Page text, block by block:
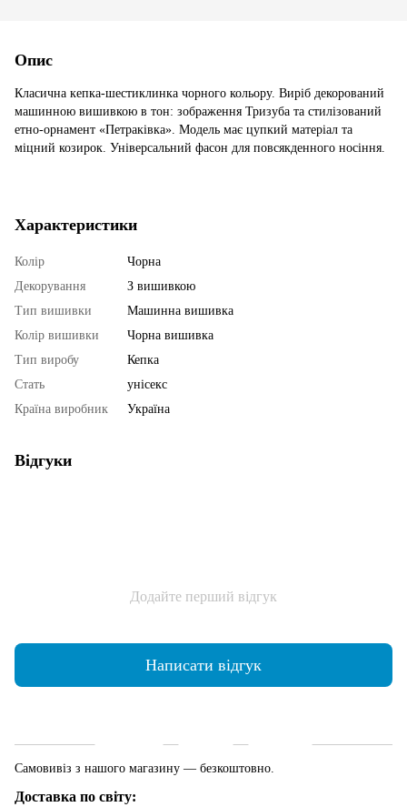
Опис
Класична кепка-шестиклинка чорного кольору. Виріб декорований
машинною вишивкою в тон: зображення Тризуба та стилізований
етно-орнамент «Петраківка». Модель має цупкий матеріал та
міцний козирок. Універсальний фасон для повсякденного носіння.
Характеристики
Колір
Чорна
Декорування
З вишивкою
Тип вишивки
Машинна вишивка
Колір вишивки
Чорна вишивка
Тип виробу
Кепка
Стать
унісекс
Країна виробник
Україна
Відгуки
Додайте перший відгук
Написати відгук
Самовивіз з нашого магазину — безкоштовно.
Доставка по світу: